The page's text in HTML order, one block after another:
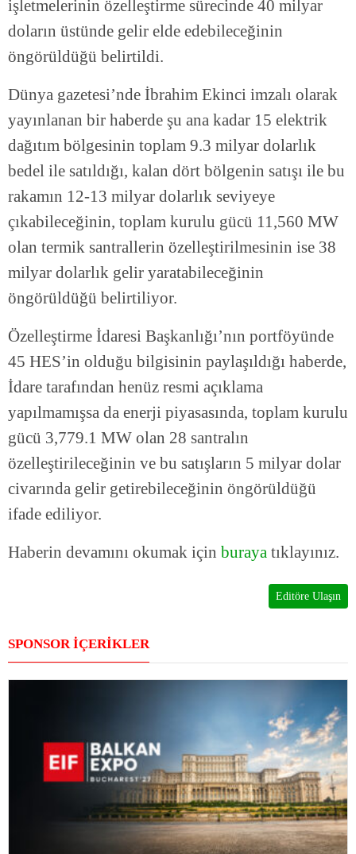
işletmelerinin özelleştirme sürecinde 40 milyar
doların üstünde gelir elde edebileceğinin
öngörüldüğü belirtildi.
Dünya gazetesi’nde İbrahim Ekinci imzalı olarak
yayınlanan bir haberde şu ana kadar 15 elektrik
dağıtım bölgesinin toplam 9.3 milyar dolarlık
bedel ile satıldığı, kalan dört bölgenin satışı ile bu
rakamın 12-13 milyar dolarlık seviyeye
çıkabileceğinin, toplam kurulu gücü 11,560 MW
olan termik santrallerin özelleştirilmesinin ise 38
milyar dolarlık gelir yaratabileceğinin
öngörüldüğü belirtiliyor.
Özelleştirme İdaresi Başkanlığı’nın portföyünde
45 HES’in olduğu bilgisinin paylaşıldığı haberde,
İdare tarafından henüz resmi açıklama
yapılmamışsa da enerji piyasasında, toplam kurulu
gücü 3,779.1 MW olan 28 santralın
özelleştirileceğinin ve bu satışların 5 milyar dolar
civarında gelir getirebileceğinin öngörüldüğü
ifade ediliyor.
Haberin devamını okumak için buraya tıklayınız.
Editöre Ulaşın
SPONSOR İÇERİKLER